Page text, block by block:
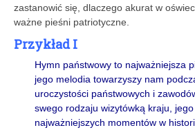
zastanowić się, dlaczego akurat w
ważne pieśni patriotyczne.
Przykład I
Hymn państwowy to najważniejsza
jego melodia towarzyszy nam
uroczystości państwowych i
swego rodzaju wizytówką kraju, jego
najważniejszych momentów w